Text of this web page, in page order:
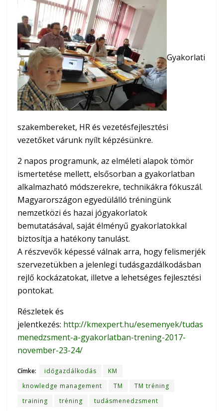
Gyakorlati
szakembereket, HR és vezetésfejlesztési
vezetőket várunk nyílt képzésünkre.
2 napos programunk, az elméleti alapok tömör
ismertetése mellett, elsősorban a gyakorlatban
alkalmazható módszerekre, technikákra fókuszál.
Magyarországon egyedülálló tréningünk
nemzetközi és hazai jógyakorlatok
bemutatásával, saját élményű gyakorlatokkal
biztosítja a hatékony tanulást.
A részvevők képessé válnak arra, hogy felismerjék
szervezetükben a jelenlegi tudásgazdálkodásban
rejlő kockázatokat, illetve a lehetséges fejlesztési
pontokat.
Részletek és
jelentkezés: http://kmexpert.hu/esemenyek/tudas
menedzsment-a-gyakorlatban-trening-2017-
november-23-24/
Címke: időgazdálkodás
KM
knowledge management
TM
TM tréning
training
tréning tudásmenedzsment